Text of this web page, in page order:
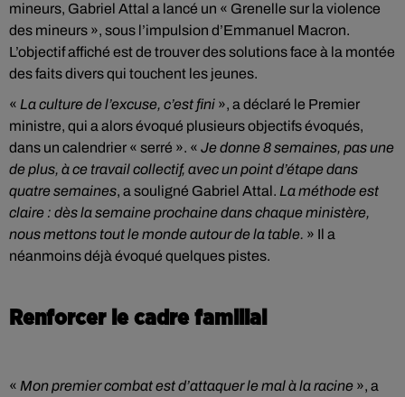
mineurs, Gabriel Attal a lancé un « Grenelle sur la violence
des mineurs », sous l’impulsion d’Emmanuel Macron.
L’objectif affiché est de trouver des solutions face à la montée
des faits divers qui touchent les jeunes.
« La culture de l’excuse, c’est fini », a déclaré le Premier
ministre, qui a alors évoqué plusieurs objectifs évoqués,
dans un calendrier « serré ». « Je donne 8 semaines, pas une
de plus, à ce travail collectif, avec un point d’étape dans
quatre semaines, a souligné Gabriel Attal. La méthode est
claire : dès la semaine prochaine dans chaque ministère,
nous mettons tout le monde autour de la table. » Il a
néanmoins déjà évoqué quelques pistes.
Renforcer le cadre familial
« Mon premier combat est d’attaquer le mal à la racine », a